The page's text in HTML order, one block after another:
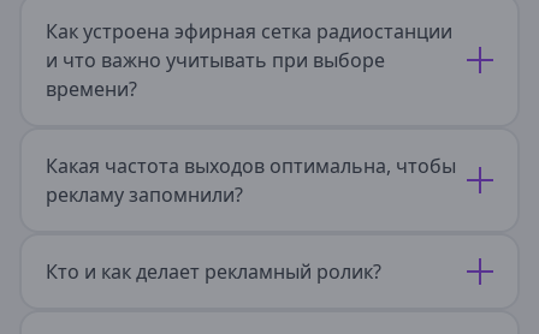
Как устроена эфирная сетка радиостанции
и что важно учитывать при выборе
времени?
Какая частота выходов оптимальна, чтобы
рекламу запомнили?
Кто и как делает рекламный ролик?
Свердловская область
Алапаевск
Березовский
Богданович
Верхняя Салда
Дегтярск
Екатеринбург